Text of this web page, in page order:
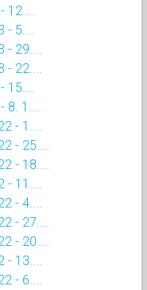
5....
29....
22....
1....
- 1....
- 25....
- 18....
11....
- 4....
- 27....
- 20....
13....
- 6....